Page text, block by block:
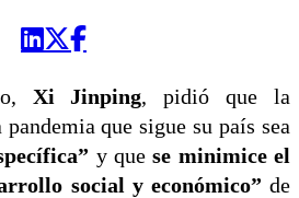
Xi Jinping, pidió que la
que sigue su país sea
y quese minimice el
social y económico” de